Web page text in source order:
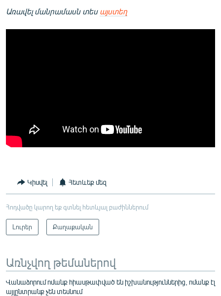
Առավել մանրամասն տես այստեղ
Կիսվել Հետևեք մեզ
Հոդվածը կարող եք գտնել հետևյալ բաժիններում
Լուրեր Քաղաքական
Առնչվող թեմաներով
Վանաձորում ոմանք հիասթափված են իշխանություններից, ոմանք էլ
այլընտրանք չեն տեսնում